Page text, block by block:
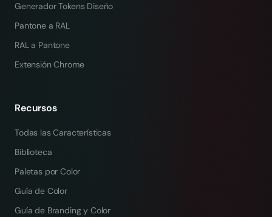
Generador Tokens Diseño
Pantone a RAL
RAL a Pantone
Extensión Chrome
Recursos
Todas las Características
Biblioteca
Paletas por Color
Guía de Color
Guía de Branding y Color